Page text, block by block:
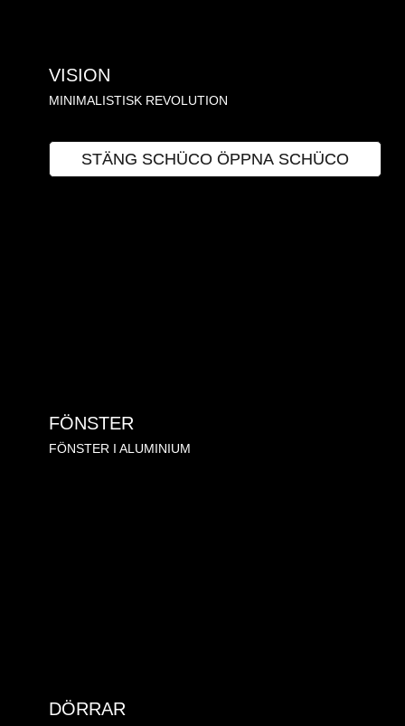
VISION
MINIMALISTISK REVOLUTION
STÄNG SCHÜCO ÖPPNA SCHÜCO
FÖNSTER
FÖNSTER I ALUMINIUM
DÖRRAR